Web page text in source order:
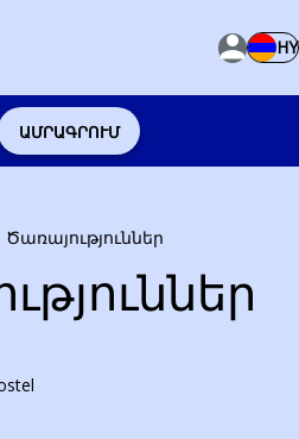
HY
ԱՄՐԱԳՐՈՒՄ
Ծառայություններ